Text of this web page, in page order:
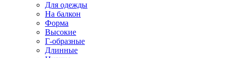
Для одежды
На балкон
Форма
Высокие
Г-образные
Длинные